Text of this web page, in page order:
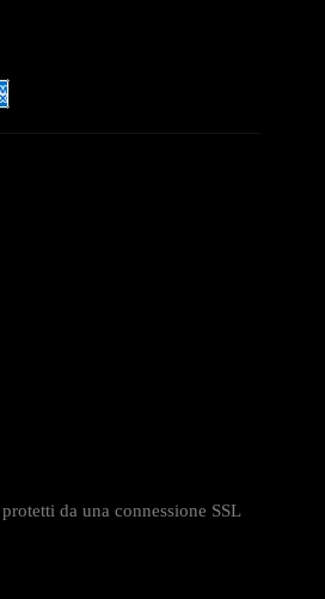
da una connessione SSL